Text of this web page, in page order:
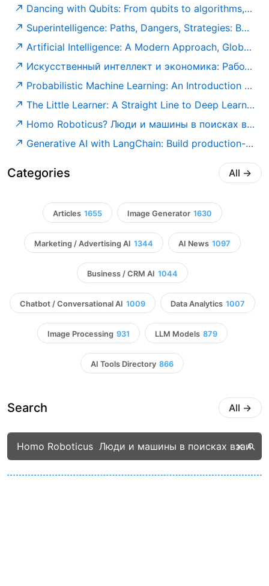
Dancing with Qubits: From qubits to algorithms, embark on the quantum computing journey shaping our future: Robert S. Sutor: 9781837636754: Amazon.com: Books
Superintelligence: Paths, Dangers, Strategies: Bostrom, Nick: 9780198739838: Amazon.com: Books
Artificial Intelligence: A Modern Approach, Global Edition: Norvig, Peter, Russell, Stuart: 9781292401133: Amazon.com: Books
Искусственный интеллект и экономика: Работа, богатство и благополучие в эпоху мыслящих машин (Библиотека Сбербанка) — купить книгу Роджера Бутла на сайте alpina.ru
Probabilistic Machine Learning: An Introduction (Adaptive Computation and Machine Learning series): Murphy, Kevin P.: 9780262046824: Amazon.com: Books
The Little Learner: A Straight Line to Deep Learning: Friedman, Daniel P., Mendhekar, Anurag, Su, Qingqing, Steele Jr., Guy L., Norvig, Peter: 9780262546379: Amazon.com: Books
Homo Roboticus? Люди и машины в поисках взаимопонимания — купить книгу Маркоффа Джона на сайте alpinabook.ru
Generative AI with LangChain: Build production-ready LLM applications and advanced agents using Python, LangChain, and LangGraph: Ben Auffarth, Leonid Kuligin: 9781837022014: Amazon.com: Books
Categories All →
Articles 1655 Image Generator 1630
Marketing / Advertising AI 1344 AI News 1097
Business / CRM AI 1044
Chatbot / Conversational AI 1009 Data Analytics 1007
Image Processing 931 LLM Models 879
AI Tools Directory 866
Search All →